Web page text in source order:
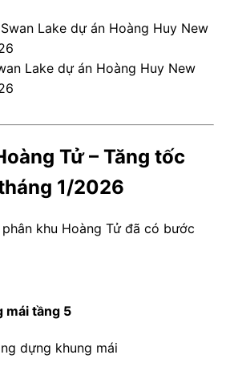
Lake dự án Hoàng Huy New
Tử – Tăng tốc
1/2026
khu Hoàng Tử đã có bước
mái tầng 5
dựng khung mái